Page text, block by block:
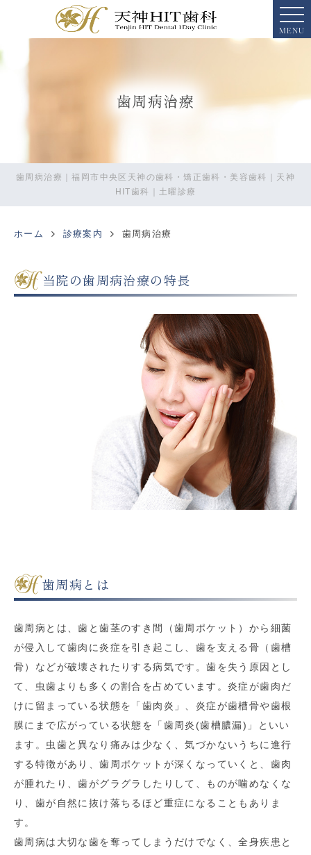
MENU
歯周病治療
歯周病治療｜福岡市中央区天神の歯科・矯正歯科・美容歯科｜天神
HIT歯科｜土曜診療
ホーム 診療案内 歯周病治療
当院の歯周病治療の特長
歯周病とは
歯周病とは、歯と歯茎のすき間（歯周ポケット）から細菌
が侵入して歯肉に炎症を引き起こし、歯を支える骨（歯槽
骨）などが破壊されたりする病気です。歯を失う原因とし
て、虫歯よりも多くの割合を占めています。炎症が歯肉だ
けに留まっている状態を「歯肉炎」、炎症が歯槽骨や歯根
膜にまで広がっている状態を「歯周炎(歯槽膿漏)」といい
ます。虫歯と異なり痛みは少なく、気づかないうちに進行
する特徴があり、歯周ポケットが深くなっていくと、歯肉
が腫れたり、歯がグラグラしたりして、ものが噛めなくな
り、歯が自然に抜け落ちるほど重症になることもありま
す。
歯周病は大切な歯を奪ってしまうだけでなく、全身疾患と